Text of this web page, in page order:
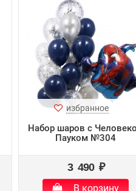
избранное
Набор шаров с
Пауком №304
3 490 ₽
В корзину